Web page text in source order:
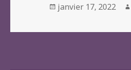
Posted
janvier 17, 2022